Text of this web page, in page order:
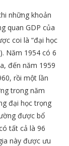
những khoản
quan GDP của
coi là “đại học
Năm 1954 có 6
đến năm 1959
rồi một lần
trong năm
đại học trọng
được bổ
tất cả là 96
này được ưu